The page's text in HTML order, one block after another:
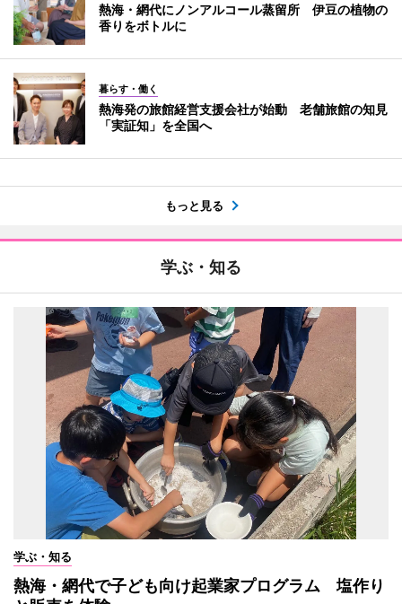
熱海・網代にノンアルコール蒸留所 伊豆の植物の
香りをボトルに
暮らす・働く
熱海発の旅館経営支援会社が始動 老舗旅館の知見
「実証知」を全国へ
もっと見る
学ぶ・知る
学ぶ・知る
熱海・網代で子ども向け起業家プログラム 塩作り